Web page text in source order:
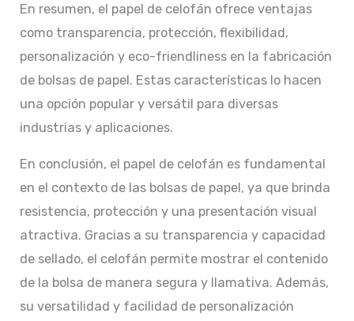
En resumen, el papel de celofán ofrece ventajas
como transparencia, protección, flexibilidad,
personalización y eco-friendliness en la fabricación
de bolsas de papel. Estas características lo hacen
una opción popular y versátil para diversas
industrias y aplicaciones.
En conclusión, el papel de celofán es fundamental
en el contexto de las bolsas de papel, ya que brinda
resistencia, protección y una presentación visual
atractiva. Gracias a su transparencia y capacidad
de sellado, el celofán permite mostrar el contenido
de la bolsa de manera segura y llamativa. Además,
su versatilidad y facilidad de personalización